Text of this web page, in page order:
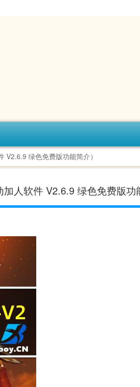
绿色免费版功能简介）
人软件 V2.6.9 绿色免费版功